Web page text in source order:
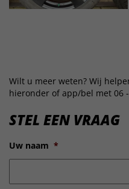
Wilt u meer weten? Wij
hieronder of app/bel met 06
STEL EEN VRAAG
Uw naam *